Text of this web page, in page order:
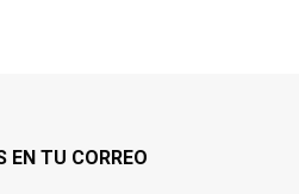
EN TU CORREO